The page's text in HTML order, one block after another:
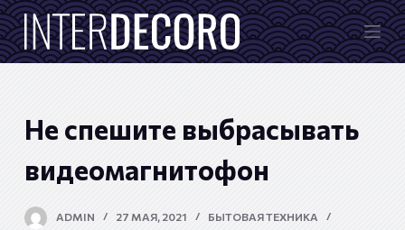
П
е
р
Не спешите выбрасывать
видеомагнитофон
ADMIN 27 МАЯ, 2021
БЫТОВАЯ ТЕХНИКА